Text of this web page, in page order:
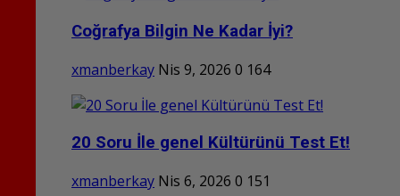
Coğrafya Bilgin Ne Kadar İyi?
xmanberkay Nis 9, 2026 0 164
20 Soru İle genel Kültürünü Test Et!
xmanberkay Nis 6, 2026 0 151